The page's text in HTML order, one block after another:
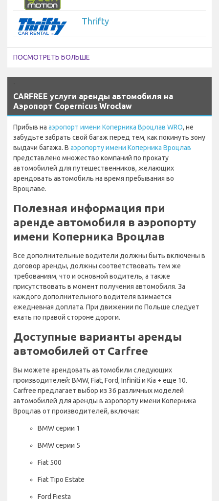
Thrifty
ПОСМОТРЕТЬ БОЛЬШЕ
CARFREE услуги аренды автомобиля на
Аэропорт Copernicus Wroclaw
Прибыв на аэропорт имени Коперника Вроцлав WRO, не
забудьте забрать свой багаж перед тем, как покинуть зону
выдачи багажа. В аэропорту имени Коперника Вроцлав
представлено множество компаний по прокату
автомобилей для путешественников, желающих
арендовать автомобиль на время пребывания во
Вроцлаве.
Полезная информация при
аренде автомобиля в аэропорту
имени Коперника Вроцлав
Все дополнительные водители должны быть включены в
договор аренды, должны соответствовать тем же
требованиям, что и основной водитель, а также
присутствовать в момент получения автомобиля. За
каждого дополнительного водителя взимается
ежедневная доплата. При движении по Польше следует
ехать по правой стороне дороги.
Доступные варианты аренды
автомобилей от Carfree
Вы можете арендовать автомобили следующих
производителей: BMW, Fiat, Ford, Infiniti и Kia + еще 10.
Carfree предлагает выбор из 36 различных моделей
автомобилей для аренды в аэропорту имени Коперника
Вроцлав от производителей, включая:
BMW серии 1
BMW серии 5
Fiat 500
Fiat Tipo Estate
Ford Fiesta